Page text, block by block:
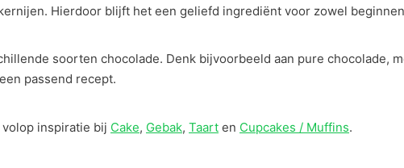
Hierdoor blijft het een geliefd ingrediënt voor zowel
soorten chocolade. Denk bijvoorbeeld aan pure chocolade,
passend recept.
inspiratie bij Cake, Gebak, Taart en Cupcakes / Muffins.